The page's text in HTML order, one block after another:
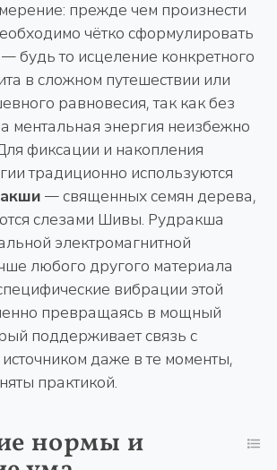
прежде чем произнести
чётко сформулировать
будь то исцеление конкретного
в сложном путешествии или
равновесия, так как без
ментальная энергия неизбежно
фиксации и накопления
традиционно используются
— священных семян дерева,
слезами Шивы. Рудракша
электромагнитной
любого другого материала
вибрации этой
превращаясь в мощный
поддерживает связь с
даже в те моменты,
практикой.
нормы и